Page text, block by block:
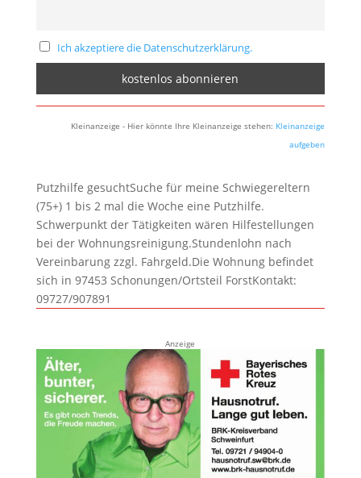
Ich akzeptiere die Datenschutzerklärung.
Kleinanzeige - Hier könnte Ihre Kleinanzeige stehen: Kleinanzeige
aufgeben
Putzhilfe gesuchtSuche für meine Schwiegereltern
(75+) 1 bis 2 mal die Woche eine Putzhilfe.
Schwerpunkt der Tätigkeiten wären Hilfestellungen
bei der Wohnungsreinigung.Stundenlohn nach
Vereinbarung zzgl. Fahrgeld.Die Wohnung befindet
sich in 97453 Schonungen/Ortsteil ForstKontakt:
09727/907891
Anzeige